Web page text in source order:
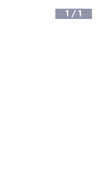
1 / 1